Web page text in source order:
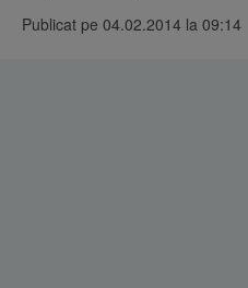
Publicat pe 04.02.2014 la 09:14